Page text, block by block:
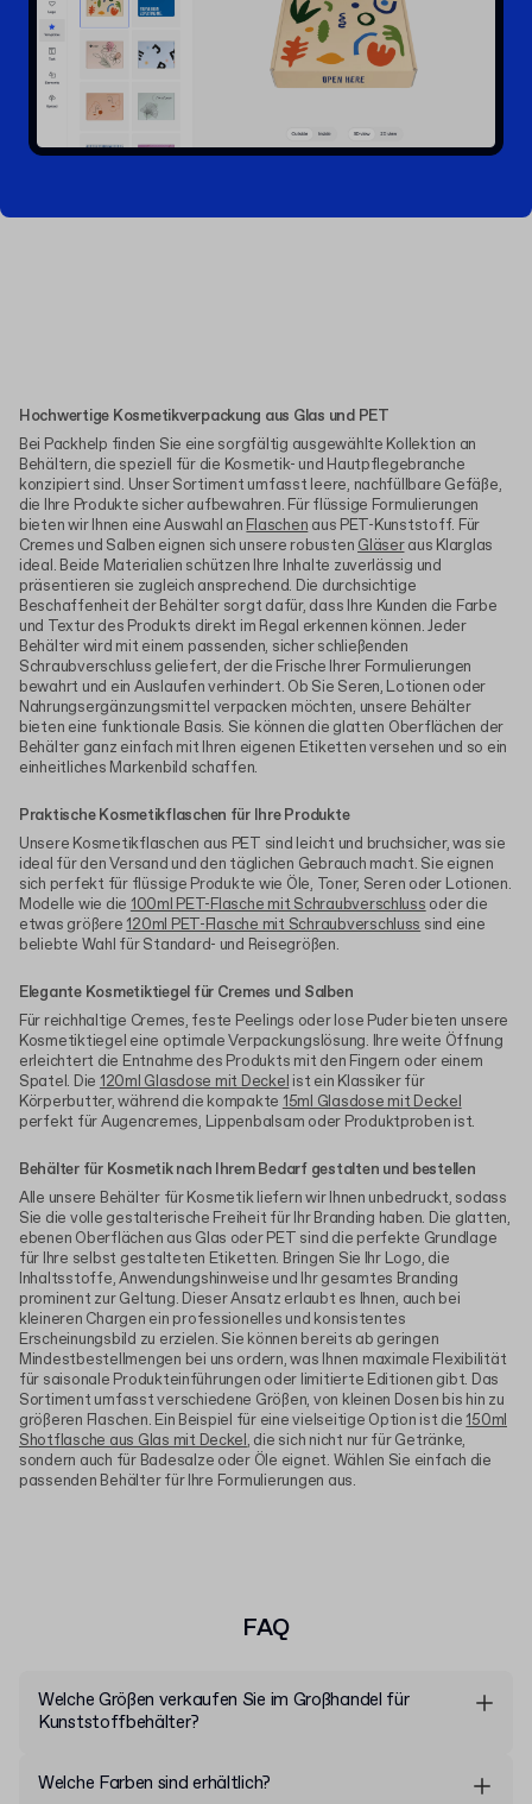
Hochwertige Kosmetikverpackung aus Glas und PET
Bei Packhelp finden Sie eine sorgfältig ausgewählte Kollektion an
Behältern, die speziell für die Kosmetik- und Hautpflegebranche
konzipiert sind. Unser Sortiment umfasst leere, nachfüllbare Gefäße,
die Ihre Produkte sicher aufbewahren. Für flüssige Formulierungen
bieten wir Ihnen eine Auswahl an Flaschen aus PET-Kunststoff. Für
Cremes und Salben eignen sich unsere robusten Gläseraus Klarglas
ideal. Beide Materialien schützen Ihre Inhalte zuverlässig und
präsentieren sie zugleich ansprechend. Die durchsichtige
Beschaffenheit der Behälter sorgt dafür, dass Ihre Kunden die Farbe
und Textur des Produkts direkt im Regal erkennen können. Jeder
Behälter wird mit einem passenden, sicher schließenden
Schraubverschluss geliefert, der die Frische Ihrer Formulierungen
bewahrt und ein Auslaufen verhindert. Ob Sie Seren, Lotionen oder
Nahrungsergänzungsmittel verpacken möchten, unsere Behälter
bieten eine funktionale Basis. Sie können die glatten Oberflächen der
Behälter ganz einfach mit Ihren eigenen Etiketten versehen und so ein
einheitliches Markenbild schaffen.
Praktische Kosmetikflaschen für Ihre Produkte
Unsere Kosmetikflaschen aus PET sind leicht und bruchsicher, was sie
ideal für den Versand und den täglichen Gebrauch macht. Sie eignen
sich perfekt für flüssige Produkte wie Öle, Toner, Seren oder Lotionen.
Modelle wie die 100ml PET-Flasche mit Schraubverschluss oder die
etwas größere 120ml PET-Flasche mit Schraubverschluss sind eine
beliebte Wahl für Standard- und Reisegrößen.
Elegante Kosmetiktiegel für Cremes und Salben
Für reichhaltige Cremes, feste Peelings oder lose Puder bieten unsere
Kosmetiktiegel eine optimale Verpackungslösung. Ihre weite Öffnung
erleichtert die Entnahme des Produkts mit den Fingern oder einem
Spatel. Die 120ml Glasdose mit Deckel ist ein Klassiker für
Körperbutter, während die kompakte 15ml Glasdose mit Deckel
perfekt für Augencremes, Lippenbalsam oder Produktproben ist.
Behälter für Kosmetik nach Ihrem Bedarf gestalten und bestellen
Alle unsere Behälter für Kosmetik liefern wir Ihnen unbedruckt, sodass
Sie die volle gestalterische Freiheit für Ihr Branding haben. Die glatten,
ebenen Oberflächen aus Glas oder PET sind die perfekte Grundlage
für Ihre selbst gestalteten Etiketten. Bringen Sie Ihr Logo, die
Inhaltsstoffe, Anwendungshinweise und Ihr gesamtes Branding
prominent zur Geltung. Dieser Ansatz erlaubt es Ihnen, auch bei
kleineren Chargen ein professionelles und konsistentes
Erscheinungsbild zu erzielen. Sie können bereits ab geringen
Mindestbestellmengen bei uns ordern, was Ihnen maximale Flexibilität
für saisonale Produkteinführungen oder limitierte Editionen gibt. Das
Sortiment umfasst verschiedene Größen, von kleinen Dosen bis hin zu
größeren Flaschen. Ein Beispiel für eine vielseitige Option ist die 150ml
Shotflasche aus Glas mit Deckel, die sich nicht nur für Getränke,
sondern auch für Badesalze oder Öle eignet. Wählen Sie einfach die
passenden Behälter für Ihre Formulierungen aus.
FAQ
Welche Größen verkaufen Sie im Großhandel für
Kunststoffbehälter?
60ml
Welche Farben sind erhältlich?